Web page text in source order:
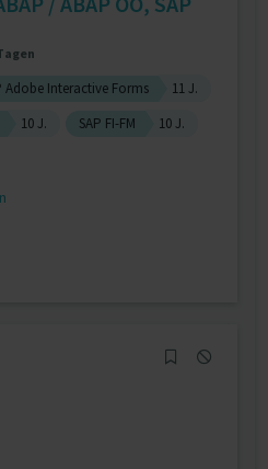
Adobe Interactive Forms
11 J.
10 J. SAP FI-FM
10 J.